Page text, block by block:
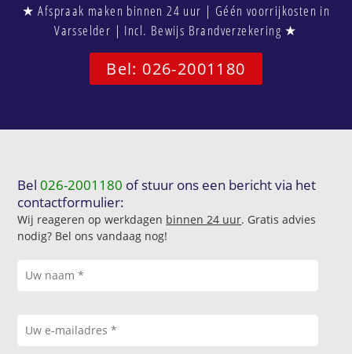
★ Afspraak maken binnen 24 uur | Géén voorrijkosten in
Varsselder | Incl. Bewijs Brandverzekering ★
Bel: 026-2001180
Bel026-2001180 of stuur ons een bericht via het
contactformulier:
Wij reageren op werkdagen binnen 24 uur. Gratis advies
nodig? Bel ons vandaag nog!